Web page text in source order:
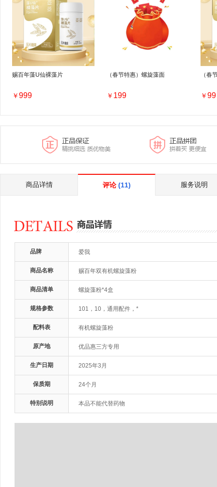
赐百年藻U仙裸藻片
￥999
（春节特惠）螺旋藻面
￥ 199
（春
￥99
商品详情 评论 (11) 服务说明
品牌 爱我
商品名称 赐百年双有机螺旋藻粉
商品清单 螺旋藻粉*4盒
规格参数 101，10，通用配件，*
配料表 有机螺旋藻粉
原产地 优品惠三方专用
生产日期 2025年3月
保质期 24个月
特别说明 本品不能代替药物